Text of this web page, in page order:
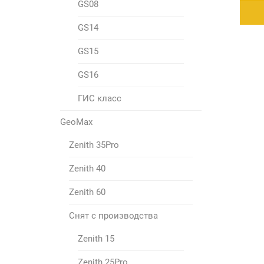
GS08
GS14
GS15
GS16
ГИС класс
GeoMax
Zenith 35Pro
Zenith 40
Zenith 60
Снят с производства
Zenith 15